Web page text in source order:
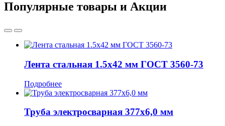
Популярные товары и Акции
Лента стальная 1.5x42 мм ГОСТ 3560-73
Подробнее
Труба электросварная 377x6,0 мм